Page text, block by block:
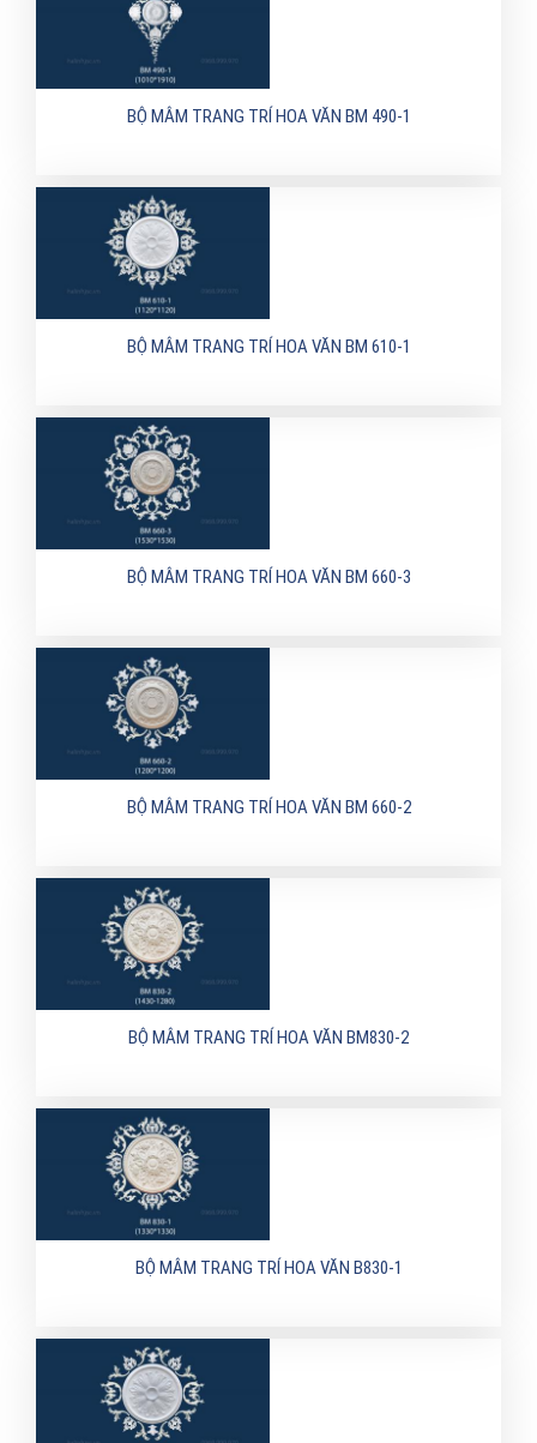
BỘ MÂM TRANG TRÍ HOA VĂN BM 490-1
BỘ MÂM TRANG TRÍ HOA VĂN BM 610-1
BỘ MÂM TRANG TRÍ HOA VĂN BM 660-3
BỘ MÂM TRANG TRÍ HOA VĂN BM 660-2
BỘ MÂM TRANG TRÍ HOA VĂN BM830-2
BỘ MÂM TRANG TRÍ HOA VĂN B830-1